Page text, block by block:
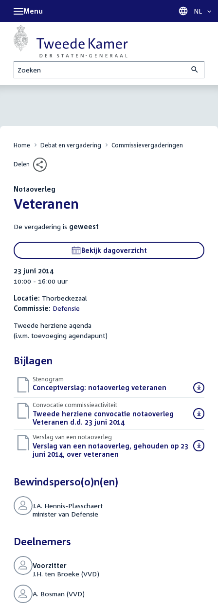
Zoeken
Menu Taal
NL
Home Debat en vergadering Commissievergaderingen
Delen
Notaoverleg
:Veteranen
De vergadering is geweest
Bekijk dagoverzicht
23 juni 2014
10:00 - 16:00 uur
Locatie: Thorbeckezaal
Commissie: Defensie
Tweede herziene agenda
(i.v.m. toevoeging agendapunt)
Bijlagen
Stenogram
Download
bestand:
Conceptverslag: notaoverleg veteranen
Convocatie commissieactiviteit
Download
bestand:
Tweede herziene convocatie notaoverleg
Veteranen d.d. 23 juni 2014(PDF)
Verslag van een notaoverleg
Download
bestand:
Verslag van een notaoverleg, gehouden op 23
juni 2014, over veteranen
Bewindsperso(o)n(en)
J.A. Hennis-Plasschaert
minister van Defensie
Deelnemers
Voorzitter
J.H. ten Broeke (VVD)
A. Bosman (VVD)